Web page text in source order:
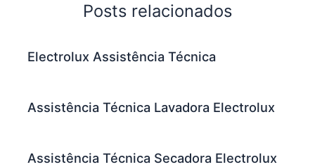
Posts relacionados
Electrolux Assistência Técnica
Assistência Técnica Lavadora Electrolux
Assistência Técnica Secadora Electrolux